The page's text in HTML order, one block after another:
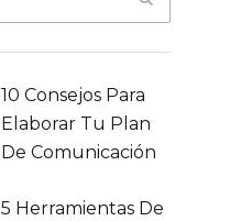
10 Consejos Para
Elaborar Tu Plan
De Comunicación
5 Herramientas De